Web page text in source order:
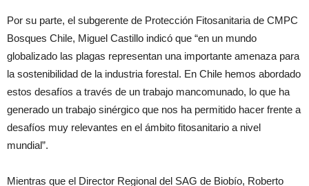
Por su parte, el subgerente de Protección Fitosanitaria de CMPC
Bosques Chile, Miguel Castillo indicó que “en un mundo
globalizado las plagas representan una importante amenaza para
la sostenibilidad de la industria forestal. En Chile hemos abordado
estos desafíos a través de un trabajo mancomunado, lo que ha
generado un trabajo sinérgico que nos ha permitido hacer frente a
desafíos muy relevantes en el ámbito fitosanitario a nivel
mundial”.
Mientras que el Director Regional del SAG de Biobío, Roberto